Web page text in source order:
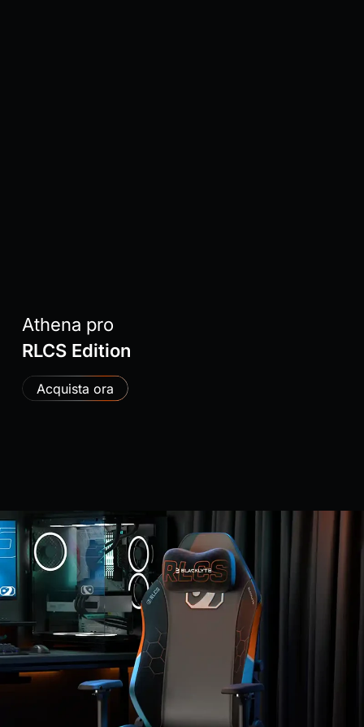
Athena pro
RLCS Edition
Acquista ora
Rincorri La Vittoria Sui Palcoscenici
Esports Più Prestigiosi Al Mondo.